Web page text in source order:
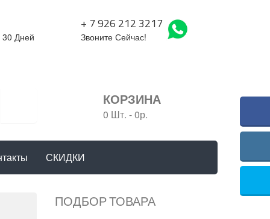
30 Дней
+ 7 926 212 3217
Звоните Сейчас!
КОРЗИНА
0 Шт. -0р.
СКИДКИ
ПОДБОР ТОВАРА